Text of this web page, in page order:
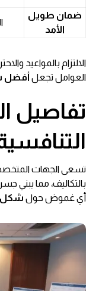
ضمان طويل
الأمد
الالتزام بالمواعيد
العوامل تجعل أفضل
تفاصيل
تسعى الجهات
بالتكاليف، مما يبني
أي غموض حول شكل